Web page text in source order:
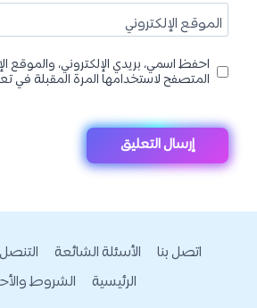
الموقع الإلكتروني
احفظ اسمي، بريدي الإلكتروني، والموقع
المتصفح لاستخدامها المرة المقبلة في
اتصل بنا الأسئلة الشائعة
الرئيسية
الشروط